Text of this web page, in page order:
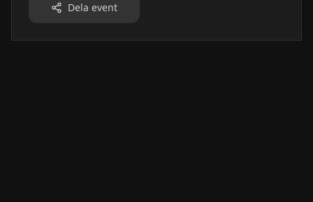
Dela event